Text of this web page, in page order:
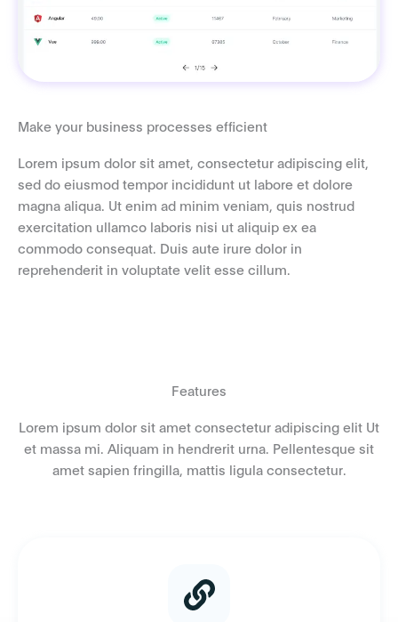
Make your business processes efficient
Lorem ipsum dolor sit amet, consectetur adipiscing elit,
sed do eiusmod tempor incididunt ut labore et dolore
magna aliqua. Ut enim ad minim veniam, quis nostrud
exercitation ullamco laboris nisi ut aliquip ex ea
commodo consequat. Duis aute irure dolor in
reprehenderit in voluptate velit esse cillum.
Features
Lorem ipsum dolor sit amet consectetur adipiscing elit Ut
et massa mi. Aliquam in hendrerit urna. Pellentesque sit
amet sapien fringilla, mattis ligula consectetur.